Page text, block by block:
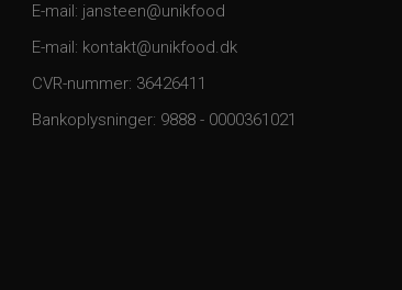
E-mail: jansteen@unikfood
E-mail: kontakt@unikfood.dk
CVR-nummer: 36426411
Bankoplysninger: 9888 - 0000361021